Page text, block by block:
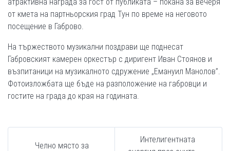
от кмета на партньорския град Тун по време на неговото
посещение в Габрово.
На тържеството музикални поздрави ще поднесат
Габровският камерен оркестър с диригент Иван Стоянов и
възпитаници на музикалното сдружение „Емануил Манолов”.
Фотоизложбата ще бъде на разположение на габровци и
гостите на града до края на годината.
Челно място за
Интелигентната